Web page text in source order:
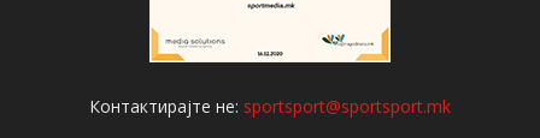
Контактирајте не: sportsport@sportsport.mk